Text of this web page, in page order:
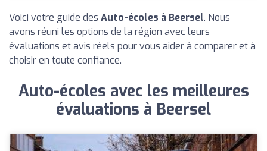
Voici votre guide des Auto-écoles à Beersel. Nous
avons réuni les options de la région avec leurs
évaluations et avis réels pour vous aider à comparer et à
choisir en toute confiance.
Auto-écoles avec les meilleures
évaluations à Beersel